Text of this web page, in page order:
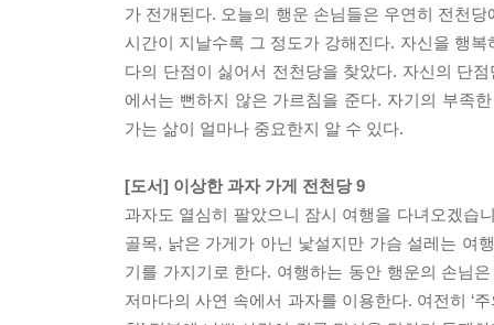
가 전개된다. 오늘의 행운 손님들은 우연히 전천
시간이 지날수록 그 정도가 강해진다. 자신을 행
다의 단점이 싫어서 전천당을 찾았다. 자신의 단
에서는 뻔하지 않은 가르침을 준다. 자기의 부족
가는 삶이 얼마나 중요한지 알 수 있다.
[도서] 이상한 과자 가게 전천당 9
과자도 열심히 팔았으니 잠시 여행을 다녀오겠습
골목, 낡은 가게가 아닌 낯설지만 가슴 설레는 여
기를 가지기로 한다. 여행하는 동안 행운의 손님
저마다의 사연 속에서 과자를 이용한다. 여전히 ‘